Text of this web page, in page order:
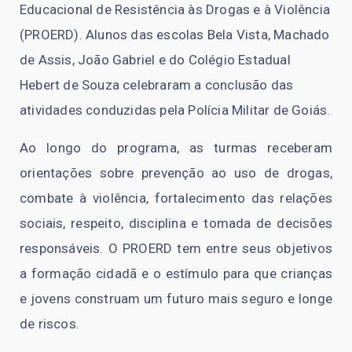
Educacional de Resistência às Drogas e à Violência
(PROERD). Alunos das escolas Bela Vista, Machado
de Assis, João Gabriel e do Colégio Estadual
Hebert de Souza celebraram a conclusão das
atividades conduzidas pela Polícia Militar de Goiás.
Ao longo do programa, as turmas receberam
orientações sobre prevenção ao uso de drogas,
combate à violência, fortalecimento das relações
sociais, respeito, disciplina e tomada de decisões
responsáveis. O PROERD tem entre seus objetivos
a formação cidadã e o estímulo para que crianças
e jovens construam um futuro mais seguro e longe
de riscos.